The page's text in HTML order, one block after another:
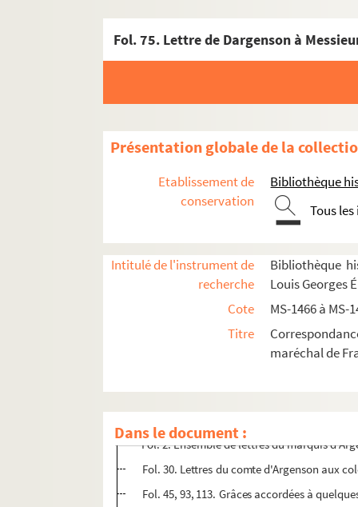
Fol. 75. Lettre de Dargenson à
Présentation globale de la
Etablissement de
conservation
Bibliothèque
Tous
Intitulé de l'instrument de
recherche
Bibliothèque
Louis Georges
Cote
MS-1466 à MS-
Titre
maréchal de
Dans le document :
4-MS-1467. Copie de la correspondance
4-MS-1468. Ensemble de documents divers du
Fol. 2. Ensemble de lettres du marquis
Fol. 30. Lettres du comte d'Argenson aux
Fol. 45, 93, 113. Grâces accordées à